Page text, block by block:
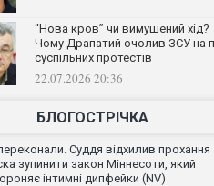
“Нова кров” чи вимушений хід?
Чому Драпатий очолив ЗСУ на
суспільних протестів
22.07.2026 20:36
БЛОГОСТРІЧКА
Суддя відхилив прохання
зупинити закон Міннесоти, який
інтимні дипфейки (NV)